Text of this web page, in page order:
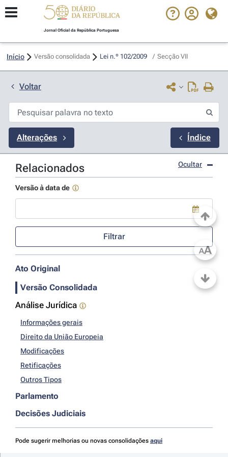
Jornal Oficial da República Portuguesa
Início Versão consolidada Lei n.º 102/2009 / Secção VII
Voltar
Alterações Índice
Relacionados Ocultar
Versão à data de
Use a tecla de seta para baixo para abrir o calendário; Use as
Filtrar
Ato Original
Versão Consolidada
Análise Jurídica
Informações gerais
Direito da União Europeia
Modificações
Retificações
Outros Tipos
Parlamento
Decisões Judiciais
Pode sugerir melhorias ou novas consolidações aqui
AA